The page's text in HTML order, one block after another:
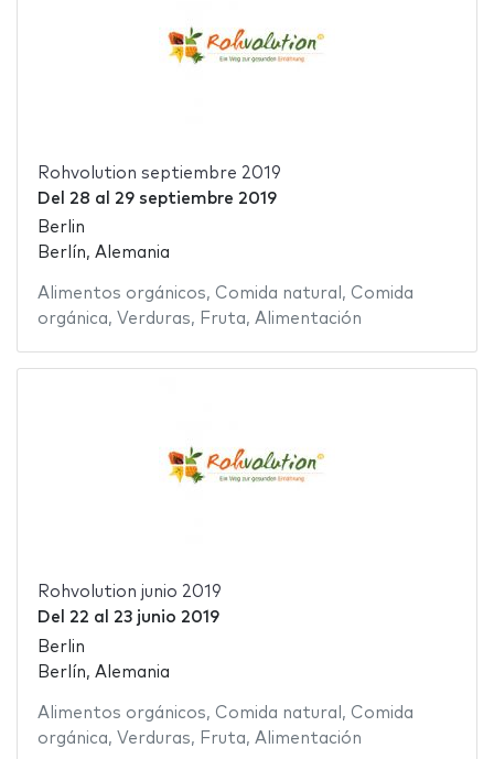
Rohvolution septiembre 2019
Del 28 al 29 septiembre 2019
Berlin
Berlín, Alemania
Alimentos orgánicos, Comida natural , Comida
orgánica, Verduras, Fruta, Alimentación
Rohvolution junio 2019
Del 22 al 23 junio 2019
Berlin
Berlín, Alemania
Alimentos orgánicos, Comida natural , Comida
orgánica, Verduras, Fruta, Alimentación